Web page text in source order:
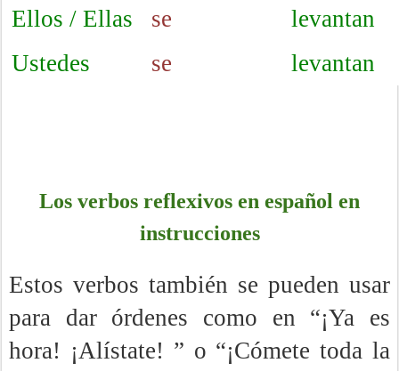
Ellos / Ellas
se
levantan
Ustedes
se levantan
Los verbos reflexivos en español en
instrucciones
Estos verbos también se pueden usar
para dar órdenes como en “¡Ya es
hora! ¡Alístate! ” o “¡Cómete toda la